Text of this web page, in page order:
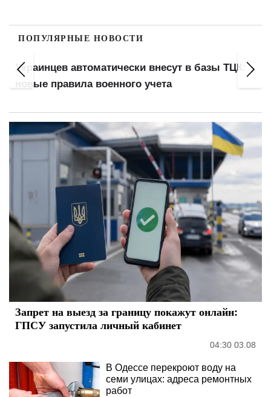
ПОПУЛЯРНЫЕ НОВОСТИ
в базы ТЦК:
Минимальная пенсия 6000 грн,
выплата 3000: кого коснется
Запрет на выезд за границу покажут онлайн:
ГПСУ запустила личный кабинет
04:30 03.08
В Одессе перекроют воду на
семи улицах: адреса ремонтных
работ